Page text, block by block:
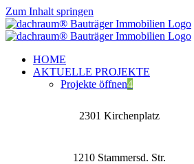
Zum Inhalt springen
HOME
AKTUELLE PROJEKTE
Projekte öffnen4
2301 Kirchenplatz
1210 Stammersd. Str.